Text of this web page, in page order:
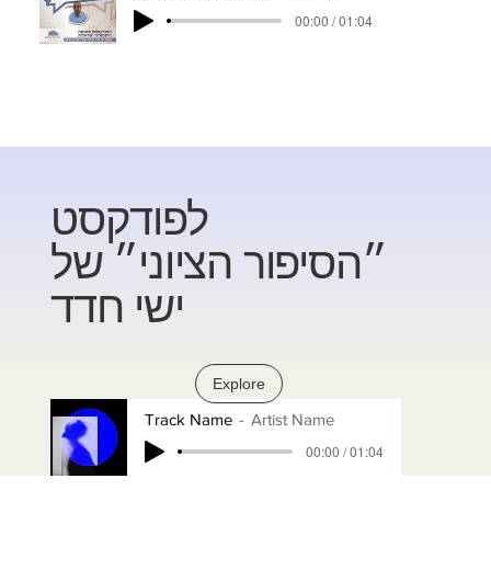
00:00 / 01:04
לפודקסט
״הסיפור הציוני״ של
ישי חדד
Track Name
Artist Name
00:00 / 01:04
Explore